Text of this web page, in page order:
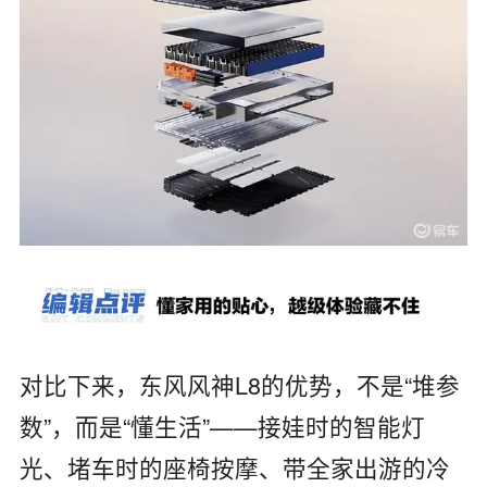
对比下来，东风风神L8的优势，不是“堆参
数”，而是“懂生活”——接娃时的智能灯
光、堵车时的座椅按摩、带全家出游的冷